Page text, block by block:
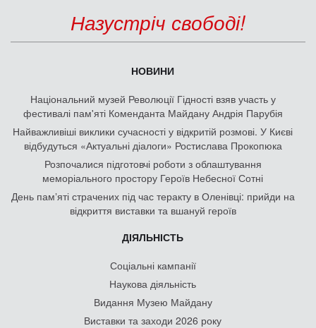
Назустріч свободі!
НОВИНИ
Національний музей Революції Гідності взяв участь у
фестивалі пам'яті Коменданта Майдану Андрія Парубія
Найважливіші виклики сучасності у відкритій розмові. У Києві
відбудуться «Актуальні діалоги» Ростислава Прокопюка
Розпочалися підготовчі роботи з облаштування
меморіального простору Героїв Небесної Сотні
День памʼяті страчених під час теракту в Оленівці: прийди на
відкриття виставки та вшануй героїв
ДІЯЛЬНІСТЬ
Соціальні кампанії
Наукова діяльність
Видання Музею Майдану
Виставки та заходи 2026 року